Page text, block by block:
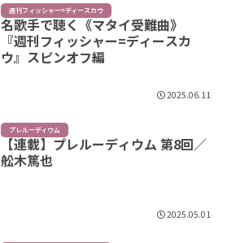
週刊フィッシャー=ディースカウ
名歌手で聴く《マタイ受難曲》
『週刊フィッシャー=ディースカ
ウ』スピンオフ編
2025.06.11
プレルーディウム
【連載】プレルーディウム 第8回／
舩木篤也
2025.05.01